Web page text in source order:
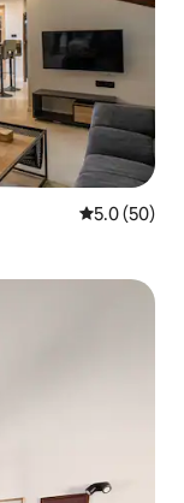
औसत रेटिंग 5
5.0 (50)